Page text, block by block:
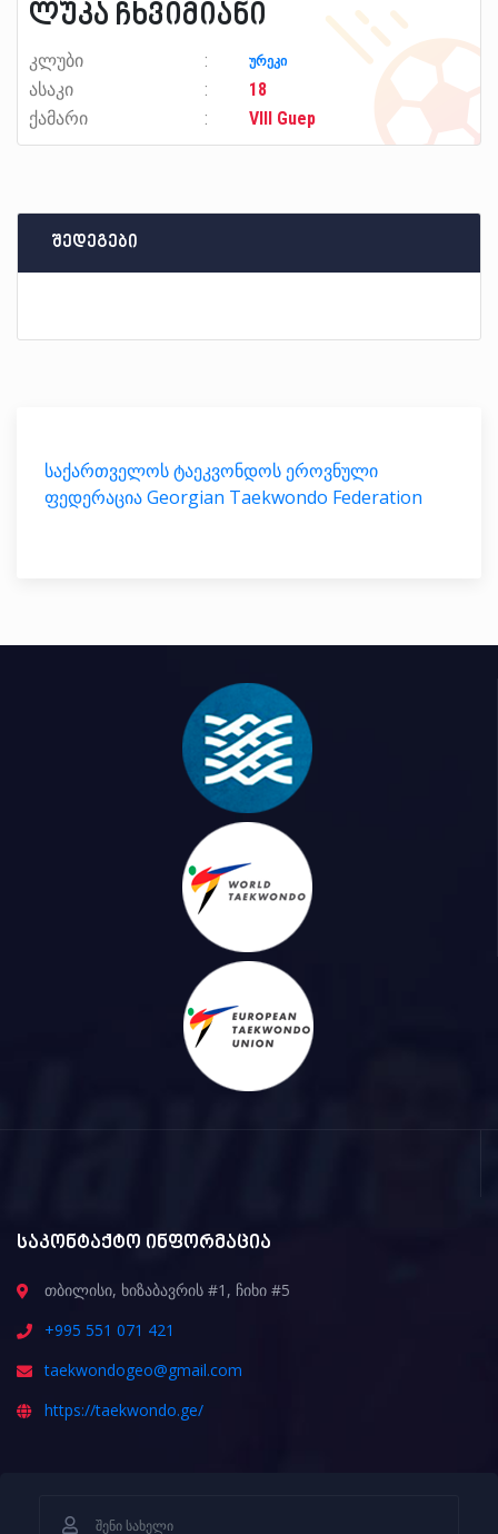
ლუკა ჩხვიმიანი
კლუბი ურეკი
ასაკი
18
ქამარი
VIII Guep
შედეგები
საქართველოს ტაეკვონდოს ეროვნული
ფედერაცია Georgian Taekwondo Federation
საკონტაქტო ინფორმაცია
თბილისი, ხიზაბავრის #1, ჩიხი #5
+995 551 071 421
taekwondogeo@gmail.com
https://taekwondo.ge/